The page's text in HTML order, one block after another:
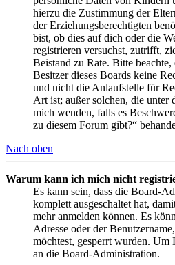
hierzu die Zustimmung der
der Erziehungsberechtigten
bist, ob dies auf dich oder die
registrieren versuchst, zutrifft,
Beistand zu Rate. Bitte
Besitzer dieses Boards keine
und nicht die Anlaufstelle für
Art ist; außer solchen, die unter
mich wenden, falls es
zu diesem Forum gibt?“
Nach oben
Warum kann ich mich nicht
Es kann sein, dass die Board-
komplett ausgeschaltet hat,
mehr anmelden können. Es
Adresse oder der
möchtest, gesperrt wurden.
an die Board-Administration.